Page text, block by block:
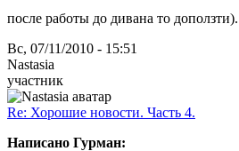
после работы до дивана то доползти).
Вс, 07/11/2010 - 15:51
Nastasia
участник
Re: Хорошие новости. Часть 4.
Написано Гурман: